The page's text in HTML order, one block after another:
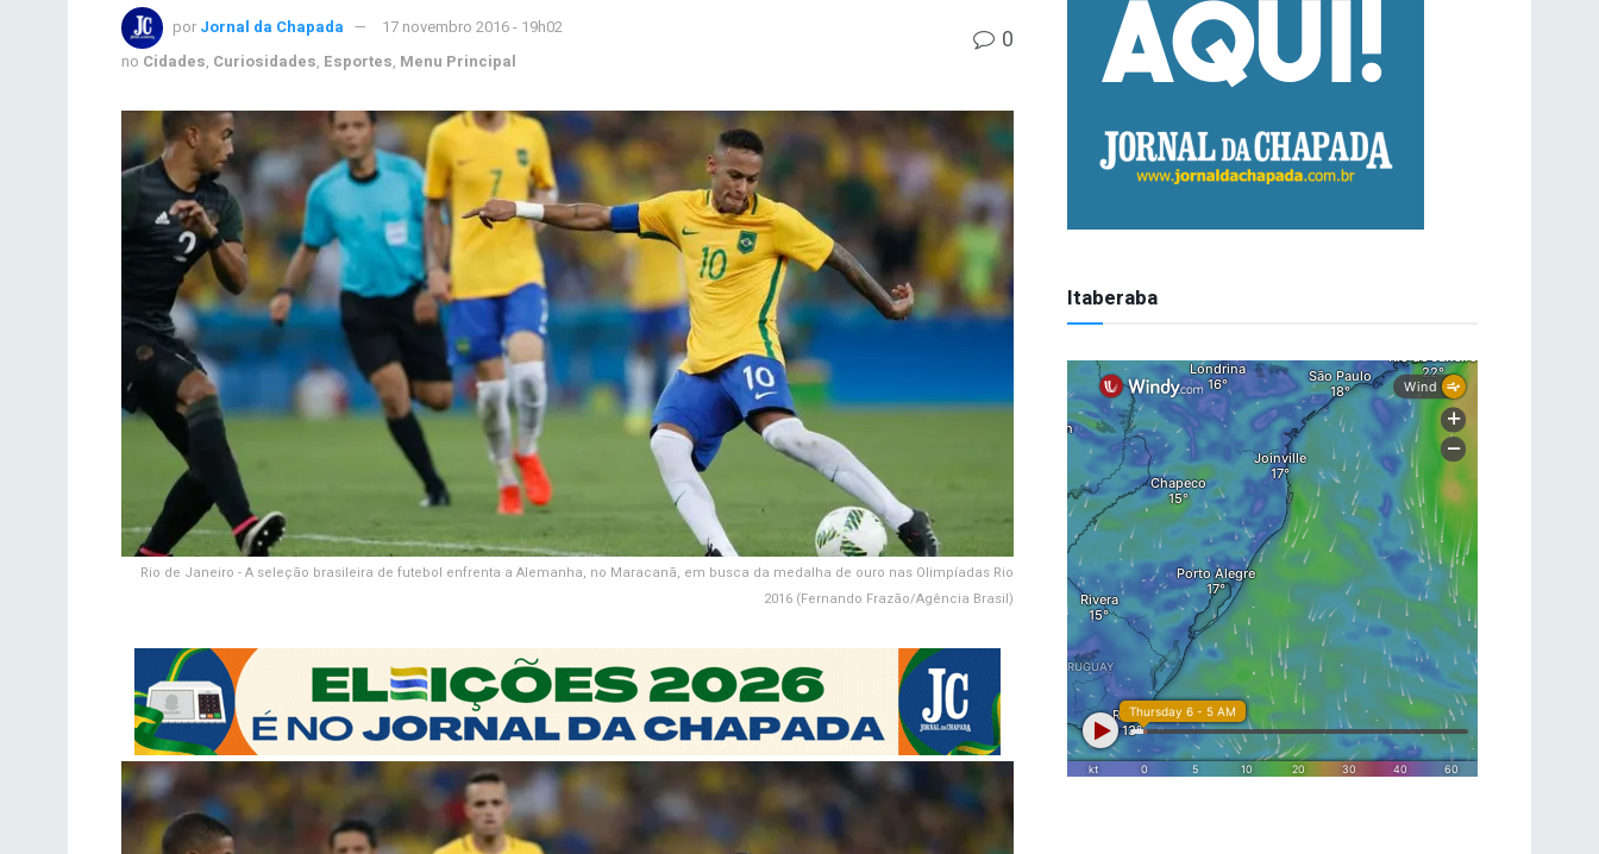
por Jornal da Chapada
17 novembro 2016 - 19h02
no Cidades, Curiosidades, Esportes, Menu Principal
0
Rio de Janeiro - A seleção brasileira de futebol enfrenta a Alemanha, no Maracanã, em busca da medalha de ouro nas Olimpíadas Rio
2016 (Fernando Frazão/Agência Brasil)
Itaberaba